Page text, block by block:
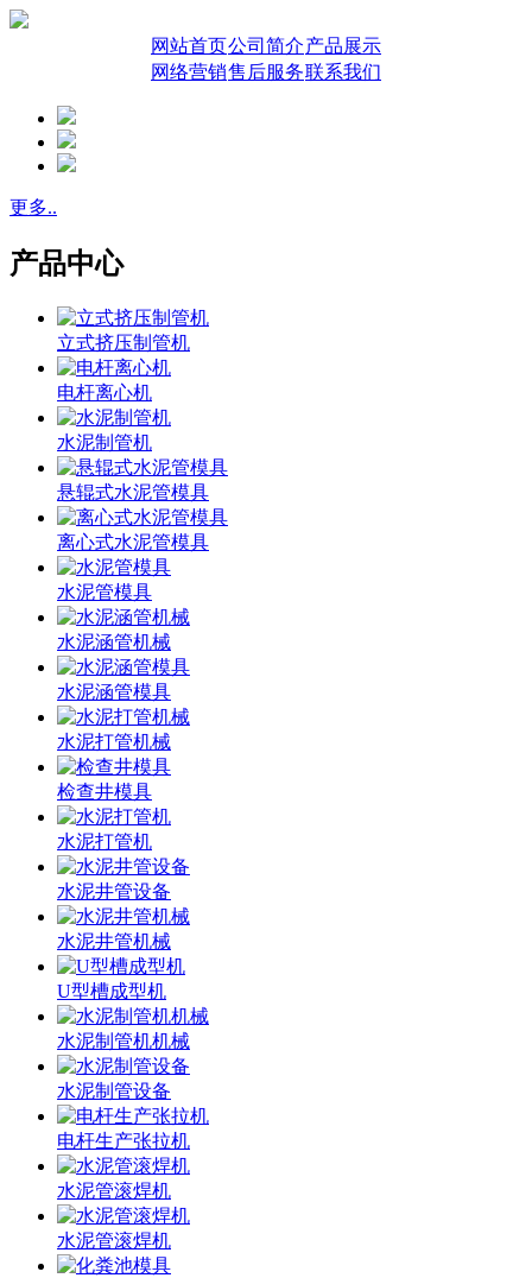
网站首页公司简介产品展示
网络营销售后服务联系我们
更多..
产品中心
立式挤压制管机
电杆离心机
水泥制管机
悬辊式水泥管模具
离心式水泥管模具
水泥管模具
水泥涵管机械
水泥涵管模具
水泥打管机械
检查井模具
水泥打管机
水泥井管设备
水泥井管机械
U型槽成型机
水泥制管机机械
水泥制管设备
电杆生产张拉机
水泥管滚焊机
水泥管滚焊机